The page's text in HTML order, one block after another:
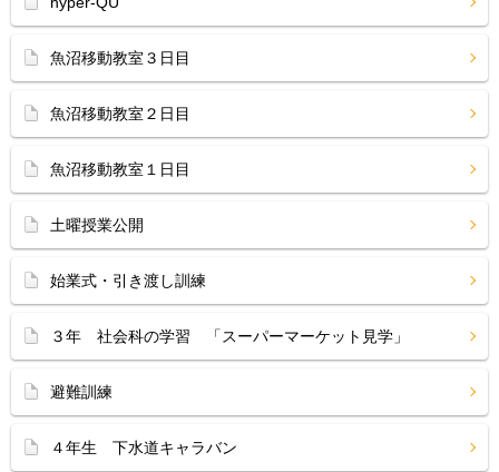
魚沼移動教室３日目
魚沼移動教室２日目
魚沼移動教室１日目
土曜授業公開
始業式・引き渡し訓練
３年 社会科の学習 「スーパーマーケット見学」
避難訓練
４年生 下水道キャラバン